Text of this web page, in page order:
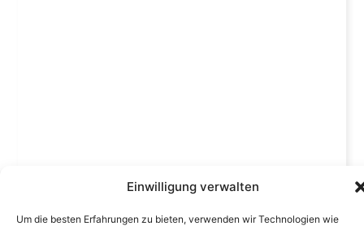
Einwilligung verwalten
Um die besten Erfahrungen zu bieten, verwenden wir Technologien wie